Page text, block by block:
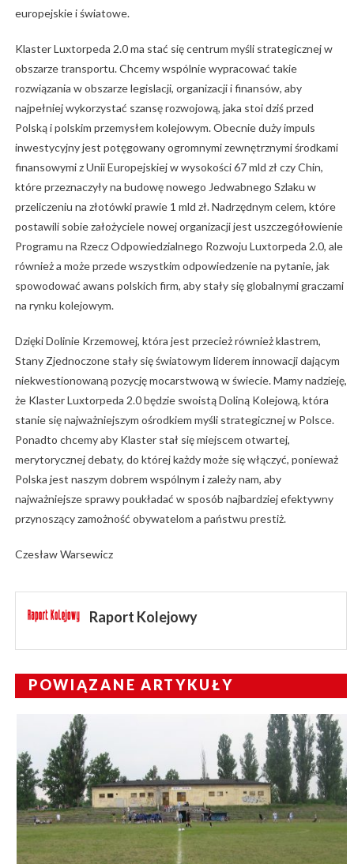
europejskie i światowe.
Klaster Luxtorpeda 2.0 ma stać się centrum myśli strategicznej w
obszarze transportu. Chcemy wspólnie wypracować takie
rozwiązania w obszarze legislacji, organizacji i finansów, aby
najpełniej wykorzystać szansę rozwojową, jaka stoi dziś przed
Polską i polskim przemysłem kolejowym. Obecnie duży impuls
inwestycyjny jest potęgowany ogromnymi zewnętrznymi środkami
finansowymi z Unii Europejskiej w wysokości 67 mld zł czy Chin,
które przeznaczyły na budowę nowego Jedwabnego Szlaku w
przeliczeniu na złotówki prawie 1 mld zł. Nadrzędnym celem, które
postawili sobie założyciele nowej organizacji jest uszczegółowienie
Programu na Rzecz Odpowiedzialnego Rozwoju Luxtorpeda 2.0, ale
również a może przede wszystkim odpowiedzenie na pytanie, jak
spowodować awans polskich firm, aby stały się globalnymi graczami
na rynku kolejowym.
Dzięki Dolinie Krzemowej, która jest przecież również klastrem,
Stany Zjednoczone stały się światowym liderem innowacji dającym
niekwestionowaną pozycję mocarstwową w świecie. Mamy nadzieję,
że Klaster Luxtorpeda 2.0 będzie swoistą Doliną Kolejową, która
stanie się najważniejszym ośrodkiem myśli strategicznej w Polsce.
Ponadto chcemy aby Klaster stał się miejscem otwartej,
merytorycznej debaty, do której każdy może się włączyć, ponieważ
Polska jest naszym dobrem wspólnym i zależy nam, aby
najważniejsze sprawy poukładać w sposób najbardziej efektywny
przynoszący zamożność obywatelom a państwu prestiż.
Czesław Warsewicz
Raport Kolejowy
POWIĄZANE ARTYKUŁY